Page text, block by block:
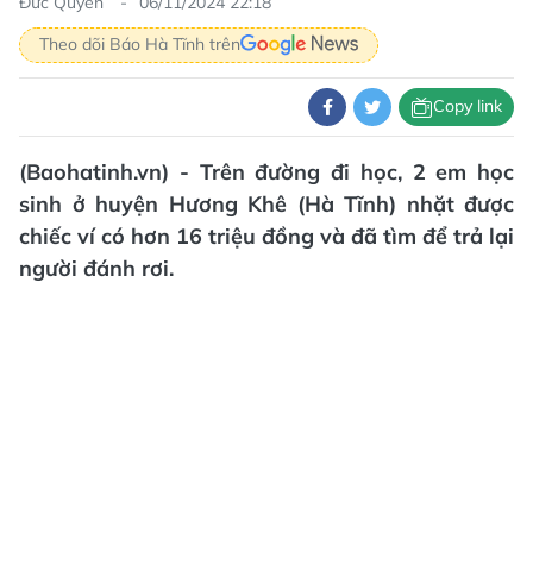
Theo dõi Báo Hà Tĩnh trên
Copy link
(Baohatinh.vn) - Trên đường đi học, 2 em học
sinh ở huyện Hương Khê (Hà Tĩnh) nhặt được
chiếc ví có hơn 16 triệu đồng và đã tìm để trả lại
người đánh rơi.